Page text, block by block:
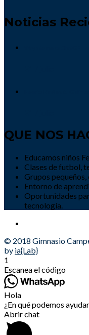
Noticias
QUE NOS
Educamos niños
Clases de futbol,
Grupos
Entorno de
Oportunidades
tecnología.
© 2018 Gimnasio
by ia{Lab}
1
Escanea el código
Hola
¿En qué podemos
Abrir chat